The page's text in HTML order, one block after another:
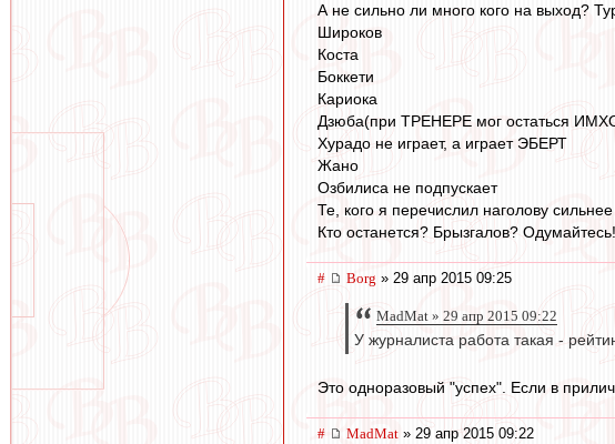
А не сильно ли много кого на выход?
Широков
Коста
Боккети
Кариока
Дзюба(при ТРЕНЕРЕ мог остаться
Хурадо не играет, а играет ЭБЕРТ
Жано
Озбилиса не подпускает
Те, кого я перечислил наголову
Кто останется? Брызгалов?
# Borg » 29 апр 2015 09:25
MadMat » 29 апр 2015 09:22
У журналиста работа такая -
Это одноразовый "успех". Если в
# MadMat » 29 апр 2015 09:22